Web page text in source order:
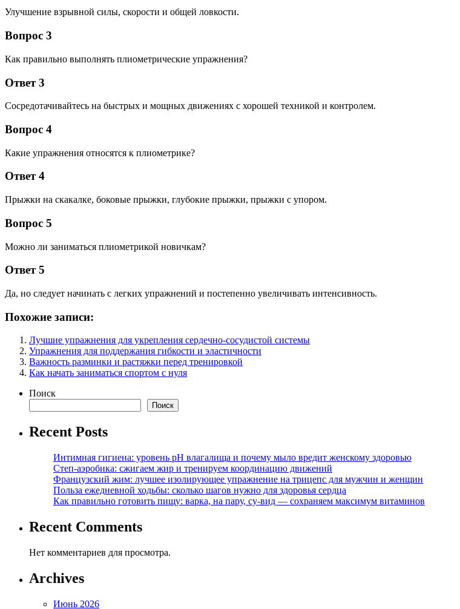
Улучшение взрывной силы, скорости и общей ловкости.
Вопрос 3
Как правильно выполнять плиометрические упражнения?
Ответ 3
Сосредотачивайтесь на быстрых и мощных движениях с хорошей техникой и контролем.
Вопрос 4
Какие упражнения относятся к плиометрике?
Ответ 4
Прыжки на скакалке, боковые прыжки, глубокие прыжки, прыжки с упором.
Вопрос 5
Можно ли заниматься плиометрикой новичкам?
Ответ 5
Да, но следует начинать с легких упражнений и постепенно увеличивать интенсивность.
Похожие записи:
Лучшие упражнения для укрепления сердечно-сосудистой системы
Упражнения для поддержания гибкости и эластичности
Важность разминки и растяжки перед тренировкой
Как начать заниматься спортом с нуля
Поиск
Поиск
Recent Posts
Интимная гигиена: уровень pH влагалища и почему мыло вредит женскому здоровью
Степ-аэробика: сжигаем жир и тренируем координацию движений
Французский жим: лучшее изолирующее упражнение на трицепс для мужчин и женщин
Польза ежедневной ходьбы: сколько шагов нужно для здоровья сердца
Как правильно готовить пищу: варка, на пару, су-вид — сохраняем максимум витаминов
Recent Comments
Нет комментариев для просмотра.
Archives
Июнь 2026